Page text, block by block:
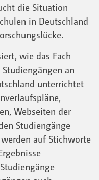
die Situation
in Deutschland
wie das Fach
an
unterrichtet
Webseiten der
Studiengänge
auf Stichworte